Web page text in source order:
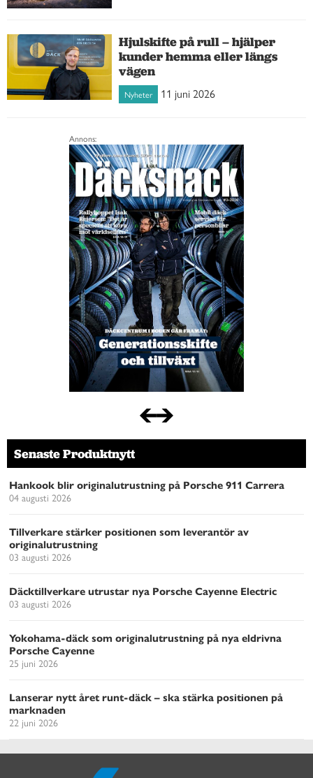
Hjulskifte på rull – hjälper
kunder hemma eller längs
vägen
Nyheter 11 juni 2026
Annons:
Senaste Produktnytt
Hankook blir originalutrustning på Porsche 911 Carrera
04 augusti 2026
Tillverkare stärker positionen som leverantör av
originalutrustning
03 augusti 2026
Däcktillverkare utrustar nya Porsche Cayenne Electric
03 augusti 2026
Yokohama-däck som originalutrustning på nya eldrivna
Porsche Cayenne
25 juni 2026
Lanserar nytt året runt-däck – ska stärka positionen på
marknaden
22 juni 2026